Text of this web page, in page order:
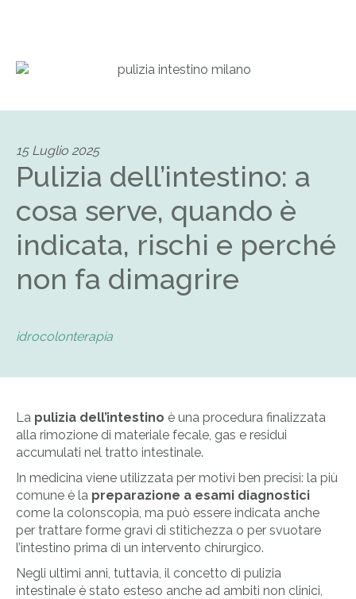
15 Luglio 2025
Pulizia dell’intestino: a
cosa serve, quando è
indicata, rischi e perché
non fa dimagrire
idrocolonterapia
La pulizia dell’intestino è una procedura finalizzata
alla rimozione di materiale fecale, gas e residui
accumulati nel tratto intestinale.
In medicina viene utilizzata per motivi ben precisi: la più
comune è la preparazione a esami diagnostici
come la colonscopia, ma può essere indicata anche
per trattare forme gravi di stitichezza o per svuotare
l’intestino prima di un intervento chirurgico.
Negli ultimi anni, tuttavia, il concetto di pulizia
intestinale è stato esteso anche ad ambiti non clinici,